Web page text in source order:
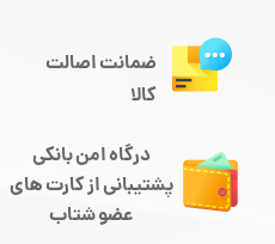
درگاه امن بانکی
​​​​​​پشتیبانی از کارت های
​​​​​​​عضو شتاب
ضمانت اصالت
کالا